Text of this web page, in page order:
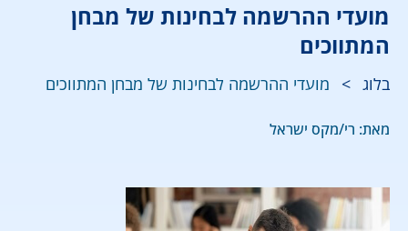
מועדי ההרשמה לבחינות של מבחן
המתווכים
בלוג > מועדי ההרשמה לבחינות של מבחן המתווכים
מאת: רי/מקס ישראל